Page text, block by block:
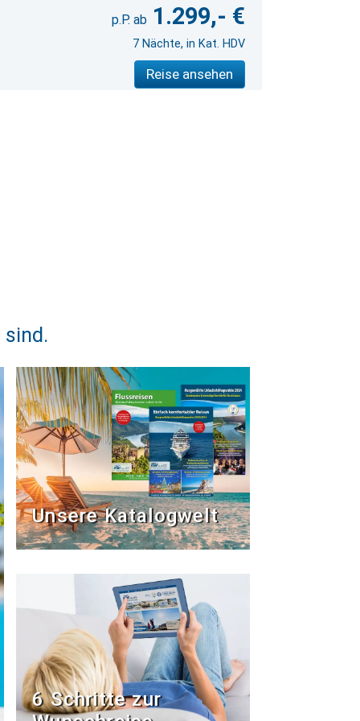
1.299,- €
7 Nächte, in Kat. HDV
Reise ansehen
sind.
Unsere Katalogwelt
6 Schritte zur